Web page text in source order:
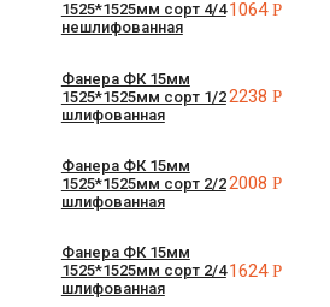
1525*1525мм сорт 4/4
нешлифованная
1064Р
Фанера ФК 15мм
1525*1525мм сорт 1/2
шлифованная
2238Р
Фанера ФК 15мм
1525*1525мм сорт 2/2
шлифованная
2008Р
Фанера ФК 15мм
1525*1525мм сорт 2/4
шлифованная
1624Р